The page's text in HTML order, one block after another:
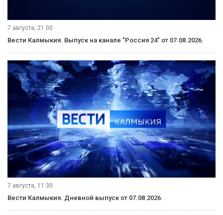
малышей на лестничную площадку.
В этом доме проживает бабушка двойняшек, взявшая их
на попечение. Как рассказывает женщина, ее выпивающая
невестка не раз обещала исправиться, но через некоторое
время все повторялось.
Истории эти похожи. По мнению специалистов, семьи,
в которых пьют именно женщины, и пополняют ряды
неблагополучных. И называют алкоголизм главным
врагом, борьба с которым трудна и требует комплексного
подхода и принятия срочных мер. Так как ежегодно
в Элисте родительских прав лишают более 20-ти человек.
По словам специалистов, ситуация с неблагополучными
семьями ухудшается. Более 70 из них находятся на учете
местных органов внутренних дел, социальной защиты
и медицинских служб. В отношении еще 5 женщин